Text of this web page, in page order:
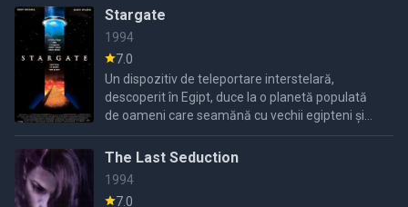
Stargate
1994
7.0
Un dispozitiv de teleportare interstelară,
descoperit în Egipt, duce la o planetă populată
de oameni care seamănă cu vechii egipteni și
care îl venerează pe zeul Ra.
The Last Seduction
1994
7.0